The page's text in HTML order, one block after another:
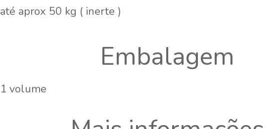
até aprox 50 kg ( inerte )
Embalagem
1 volume